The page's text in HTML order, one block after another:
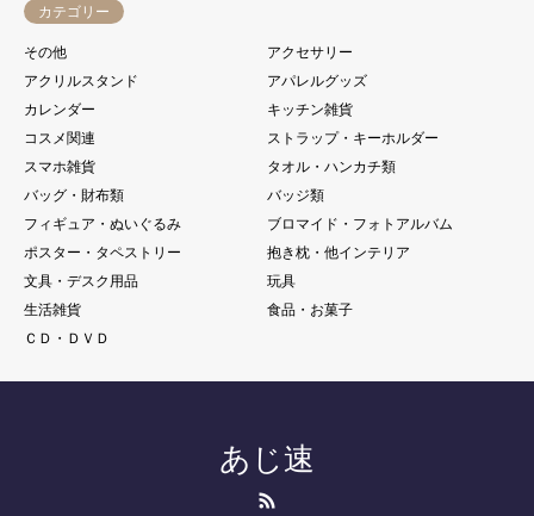
カテゴリー
その他
アクセサリー
アクリルスタンド
アパレルグッズ
カレンダー
キッチン雑貨
コスメ関連
ストラップ・キーホルダー
スマホ雑貨
タオル・ハンカチ類
バッグ・財布類
バッジ類
フィギュア・ぬいぐるみ
ブロマイド・フォトアルバム
ポスター・タペストリー
抱き枕・他インテリア
文具・デスク用品
玩具
生活雑貨
食品・お菓子
ＣＤ・ＤＶＤ
あじ速